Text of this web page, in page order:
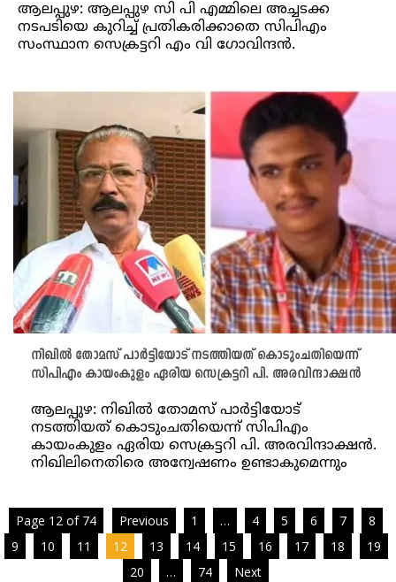
ആലപ്പുഴ: ആലപ്പുഴ സി പി എമ്മിലെ അച്ചടക്ക
നടപടിയെ കുറിച്ച് പ്രതികരിക്കാതെ സിപിഎം
സംസ്ഥാന സെക്രട്ടറി എം വി ഗോവിന്ദൻ.
നിഖിൽ തോമസ് പാർട്ടിയോട് നടത്തിയത് കൊടുംചതിയെന്ന്
സിപിഎം കായംകുളം ഏരിയ സെക്രട്ടറി പി. അരവിന്ദാക്ഷൻ
ആലപ്പുഴ: നിഖിൽ തോമസ് പാർട്ടിയോട്
നടത്തിയത് കൊടുംചതിയെന്ന് സിപിഎം
കായംകുളം ഏരിയ സെക്രട്ടറി പി. അരവിന്ദാക്ഷൻ.
നിഖിലിനെതിരെ അന്വേഷണം ഉണ്ടാകുമെന്നും
Page 12 of 74 Previous 1 … 4 5 6 7
8
9
10 11 12 13 14 15 16 17 18
19
20
… 74 Next